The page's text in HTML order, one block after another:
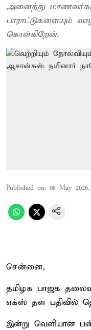
அனைத்து
பாராட்டுகளையும்
கொள்கிறேன்.
Published on: 08 May
சென்னை,
தமிழக பாஜக
எக்ஸ் தள பதிவில்
இன்று வெளியான